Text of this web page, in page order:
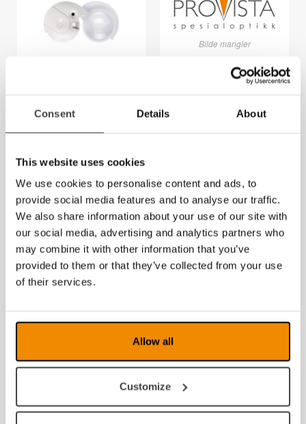
Consent Details About
This website uses cookies
We use cookies to personalise content and ads, to
provide social media features and to analyse our traffic.
We also share information about your use of our site with
our social media, advertising and analytics partners who
may combine it with other information that you’ve
provided to them or that they’ve collected from your use
of their services.
Allow all
Customize
Mobilent LED
Lommelupe
Bilde mangler
Økonomi
Classic Pocket